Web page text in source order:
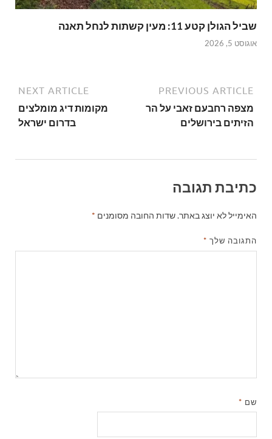
שביל הגולן קטע 11: מעין קשתות לנחל תאנה
אוגוסט 5, 2026
PREVIOUS ARTICLE
מצפה רחבעם זאבי על הר
הזיתים בירושלים
NEXT ARTICLE
מקומות דיג מומלצים
בדרום ישראל
כתיבת תגובה
האימייל לא יוצג באתר.שדות החובה מסומנים *
התגובה שלך *
שם *